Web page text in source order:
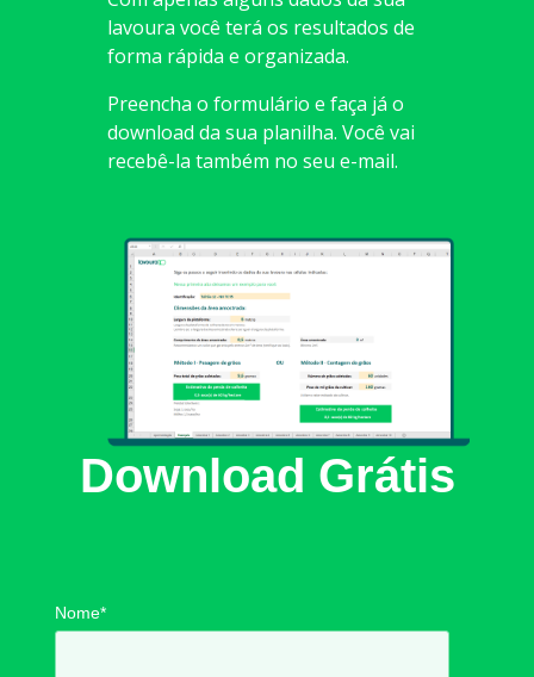
lavoura você terá os resultados de
forma rápida e organizada.
Preencha o formulário e faça já o
download da sua planilha. Você vai
recebê-la também no seu e-mail.
Download Grátis
Nome*